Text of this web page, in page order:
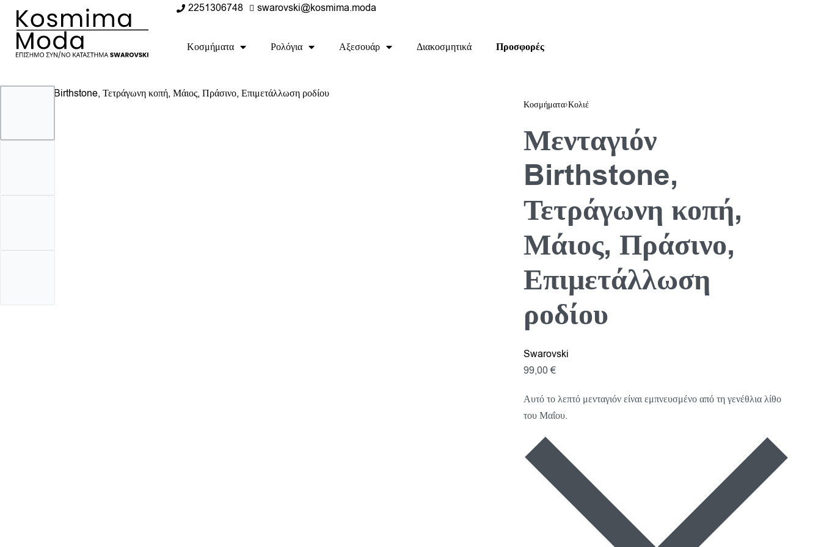
2251306748 swarovski@kosmima.moda
Κοσμήματα Ρολόγια Αξεσουάρ Διακοσμητικά Προσφορές
Κοσμήματα›Κολιέ
Μενταγιόν
Birthstone,
Τετράγωνη κοπή,
Μάιος, Πράσινο,
Επιμετάλλωση
ροδίου
Swarovski
99,00€
Αυτό το λεπτό μενταγιόν είναι εμπνευσμένο από τη γενέθλια λίθο
του Μαΐου.